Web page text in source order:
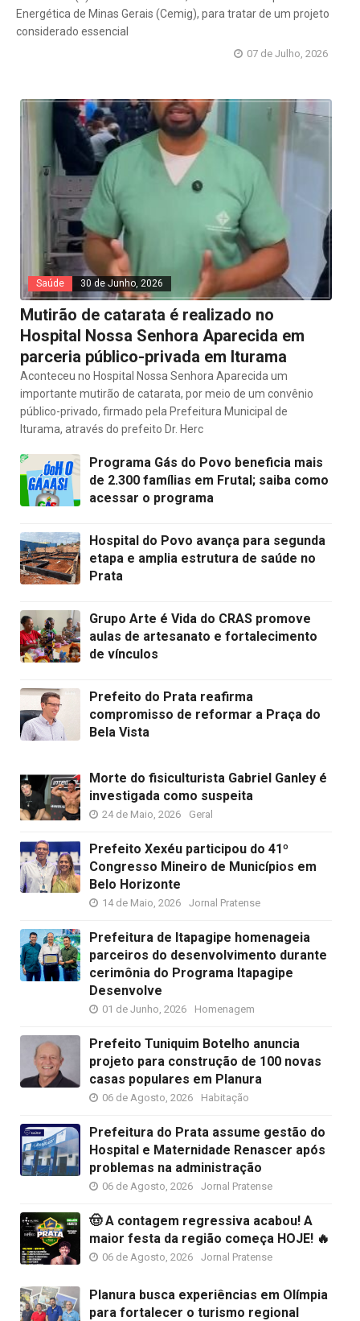
Energética de Minas Gerais (Cemig), para tratar de um projeto
considerado essencial
07 de Julho, 2026
Saúde 30 de Junho, 2026
Mutirão de catarata é realizado no
Hospital Nossa Senhora Aparecida em
parceria público-privada em Iturama
Aconteceu no Hospital Nossa Senhora Aparecida um
importante mutirão de catarata, por meio de um convênio
público-privado, firmado pela Prefeitura Municipal de
Iturama, através do prefeito Dr. Herc
Programa Gás do Povo beneficia mais
de 2.300 famílias em Frutal; saiba como
acessar o programa
Hospital do Povo avança para segunda
etapa e amplia estrutura de saúde no
Prata
Grupo Arte é Vida do CRAS promove
aulas de artesanato e fortalecimento
de vínculos
Prefeito do Prata reafirma
compromisso de reformar a Praça do
Bela Vista
Morte do fisiculturista Gabriel Ganley é
investigada como suspeita
24 de Maio, 2026 Geral
Prefeito Xexéu participou do 41º
Congresso Mineiro de Municípios em
Belo Horizonte
14 de Maio, 2026 Jornal Pratense
Prefeitura de Itapagipe homenageia
parceiros do desenvolvimento durante
cerimônia do Programa Itapagipe
Desenvolve
01 de Junho, 2026 Homenagem
Prefeito Tuniquim Botelho anuncia
projeto para construção de 100 novas
casas populares em Planura
06 de Agosto, 2026 Habitação
Prefeitura do Prata assume gestão do
Hospital e Maternidade Renascer após
problemas na administração
06 de Agosto, 2026 Jornal Pratense
🤠 A contagem regressiva acabou! A
maior festa da região começa HOJE! 🔥
06 de Agosto, 2026 Jornal Pratense
Planura busca experiências em Olímpia
para fortalecer o turismo regional